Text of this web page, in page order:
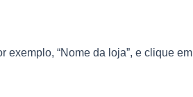
exemplo, “Nome da loja”, e clique em